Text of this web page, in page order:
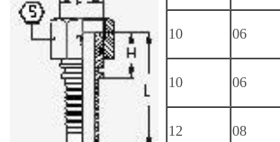
10 06
10 06
12 08